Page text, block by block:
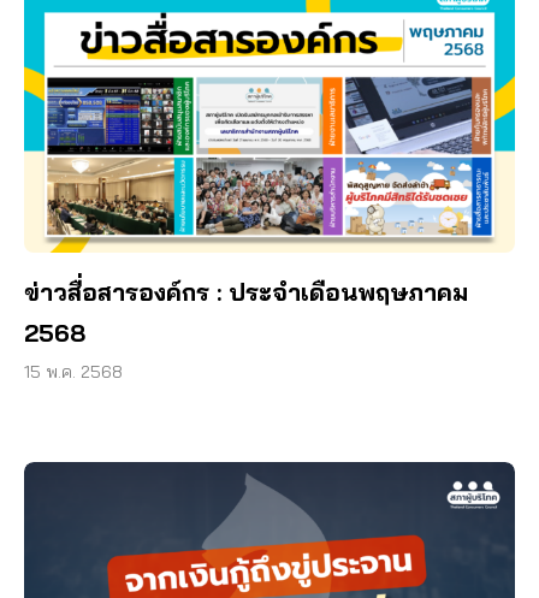
ข่าวสื่อสารองค์กร : ประจำเดือนพฤษภาคม
2568
15 พ.ค. 2568